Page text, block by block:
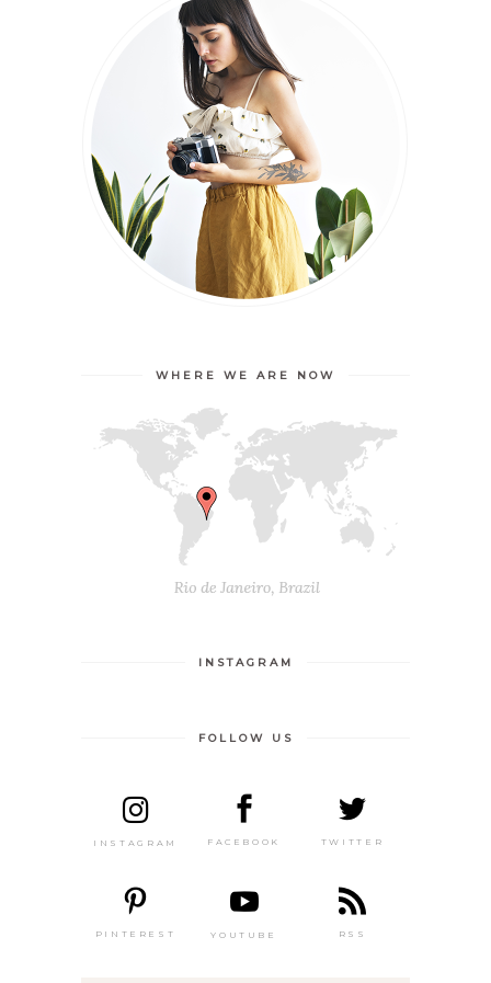
WHERE WE ARE NOW
INSTAGRAM
FOLLOW US
INSTAGRAM FACEBOOK TWITTER
PINTEREST YOUTUBE RSS